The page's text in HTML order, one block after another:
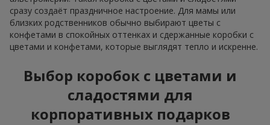
сразу создаёт праздничное настроение. Для мамы или
близких родственников обычно выбирают цветы с
конфетами в спокойных оттенках и сдержанные коробки с
цветами и конфетами, которые выглядят тепло и искренне.
Выбор коробок с цветами и
сладостями для
корпоративных подарков